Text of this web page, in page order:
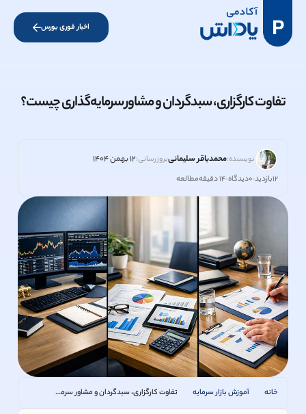
اخبار فوری بورس
تفاوت کارگزاری، سبدگردان و مشاور سرمایه‌گذاری چیست؟
نویسنده:محمدباقر سلیمانیبروزرسانی:۱۲ بهمن ۱۴۰۴
۱۲بازدید•۰دیدگاه•۱۴ دقیقه مطالعه
خانه آموزش بازار سرمایه تفاوت کارگزاری، سبدگردان و مشاور سرمایه‌گذاری چیست؟